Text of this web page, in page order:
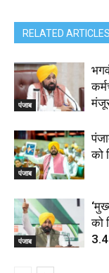
RELATED ARTICLES
पंजाब
पंजाब
को
पंजाब
को